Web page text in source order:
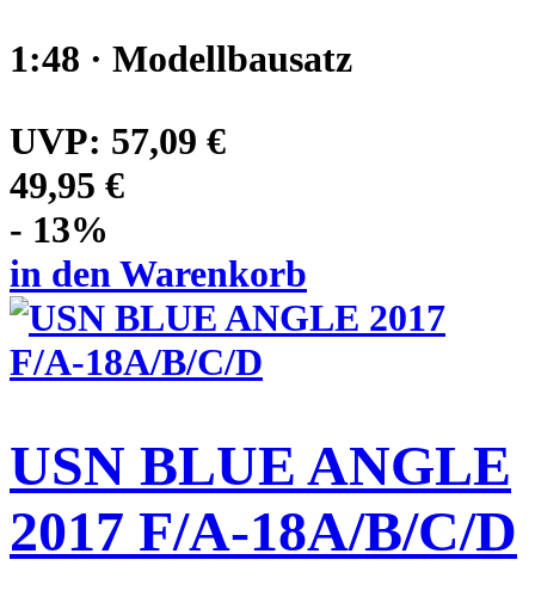
1:48 · Modellbausatz
UVP: 57,09 €
49,95 €
- 13%
in den Warenkorb
USN BLUE ANGLE
2017 F/A-18A/B/C/D